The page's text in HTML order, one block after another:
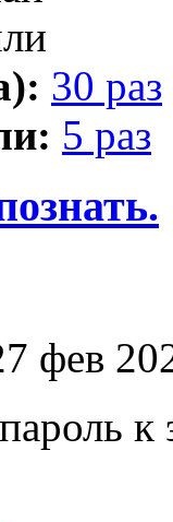
30 раз
5 раз
фев
к